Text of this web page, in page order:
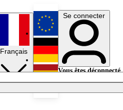
Français
English
Deutsch
Se connecter
Vous êtes déconnecté.